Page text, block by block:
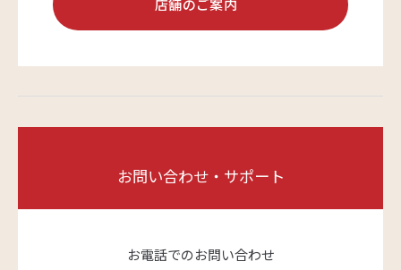
店舗のご案内
お問い合わせ・サポート
お電話でのお問い合わせ